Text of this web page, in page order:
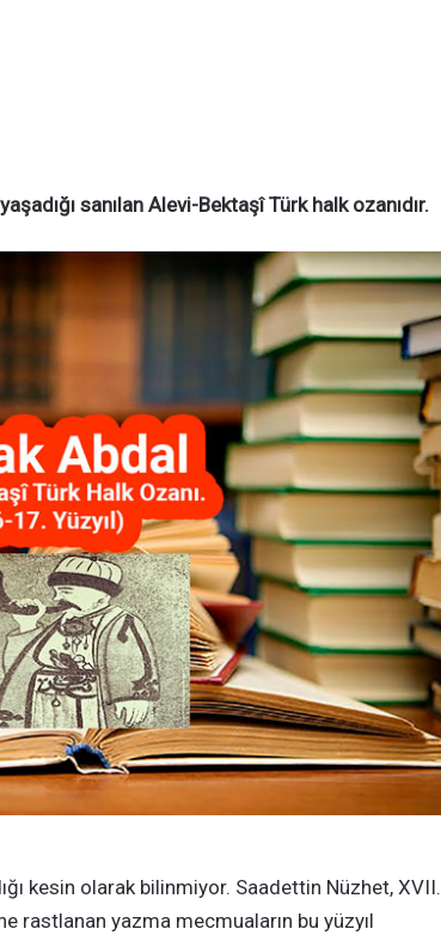
sanılan Alevi-Bektaşî Türk halk ozanıdır.
kesin olarak bilinmiyor. Saadettin Nüzhet, XVII.
rastlanan yazma mecmuaların bu yüzyıl